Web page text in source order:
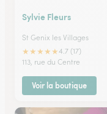
Sylvie Fleurs
St Genix les Villages
★★★★★4.7 (17)
113, rue du Centre
Voir la boutique